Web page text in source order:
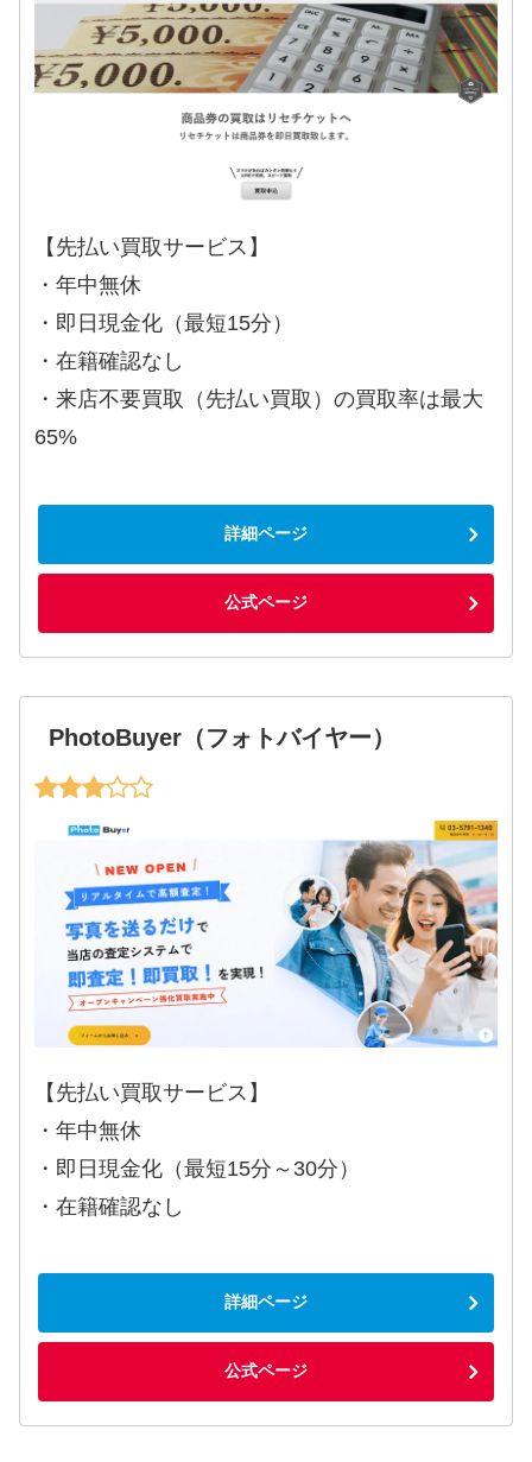
【先払い買取サービス】
・年中無休
・即日現金化（最短15分）
・在籍確認なし
・来店不要買取（先払い買取）の買取率は最大
65%
詳細ページ
公式ページ
PhotoBuyer（フォトバイヤー）
【先払い買取サービス】
・年中無休
・即日現金化（最短15分～30分）
・在籍確認なし
詳細ページ
公式ページ